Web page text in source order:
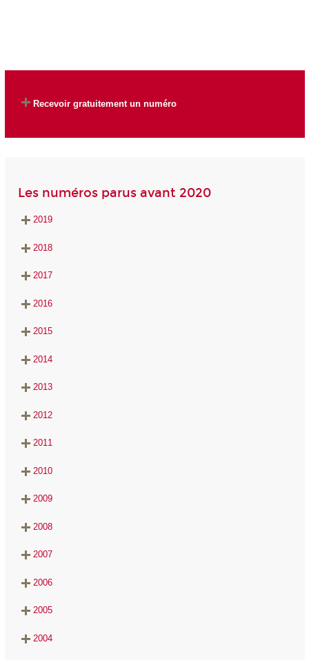
Recevoir gratuitement un numéro
Les numéros parus avant 2020
2019
2018
2017
2016
2015
2014
2013
2012
2011
2010
2009
2008
2007
2006
2005
2004